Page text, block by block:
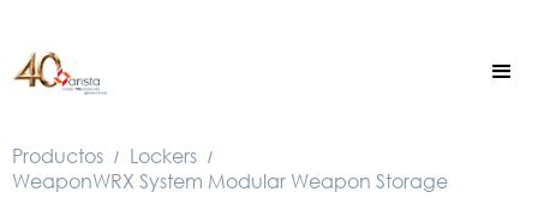
Productos / Lockers /
WeaponWRX System Modular Weapon Storage